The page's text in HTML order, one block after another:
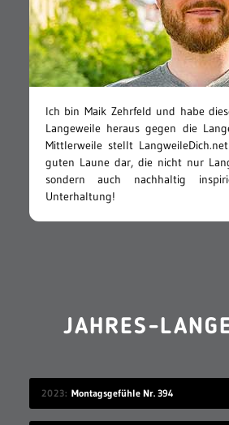
Ich bin Maik Zehrfeld und habe
Langeweile heraus gegen die
Mittlerweile stellt
guten Laune dar, die nicht nur
sondern auch nachhaltig
Unterhaltung!
JAHRES-
2023 Montagsgefühle Nr. 394